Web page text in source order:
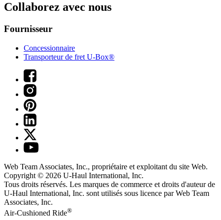
Collaborez avec nous
Fournisseur
Concessionnaire
Transporteur de fret U-Box®
Web Team Associates, Inc., propriétaire et exploitant du site Web.
Copyright © 2026 U-Haul International, Inc.
Tous droits réservés. Les marques de commerce et droits d'auteur de
U-Haul International, Inc. sont utilisés sous licence par Web Team
Associates, Inc.
Air-Cushioned Ride®